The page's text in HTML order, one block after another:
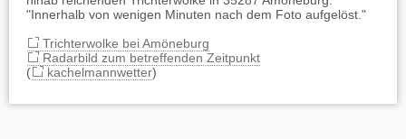
"Innerhalb von wenigen Minuten nach dem Foto aufgelöst."
Trichterwolke bei Amöneburg
Radarbild zum betreffenden Zeitpunkt
(
kachelmannwetter)